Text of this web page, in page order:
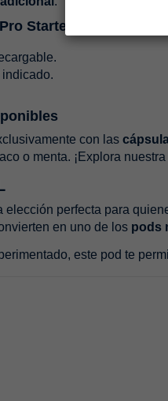
Starter Kit?
con las
o menta. ¡Explora
elección perfecta para
en uno de los pods
este pod te